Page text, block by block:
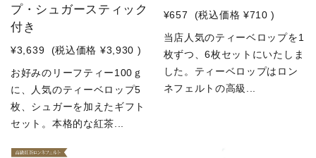
プ・シュガースティック
付き
¥3,639 (税込価格 ¥3,930 )
お好みのリーフティー100ｇ
に、人気のティーベロップ5
枚、シュガーを加えたギフト
セット。本格的な紅茶...
¥657 (税込価格 ¥710 )
当店人気のティーベロップを1
枚ずつ、6枚セットにいたしま
した。ティーベロップはロン
ネフェルトの高級...